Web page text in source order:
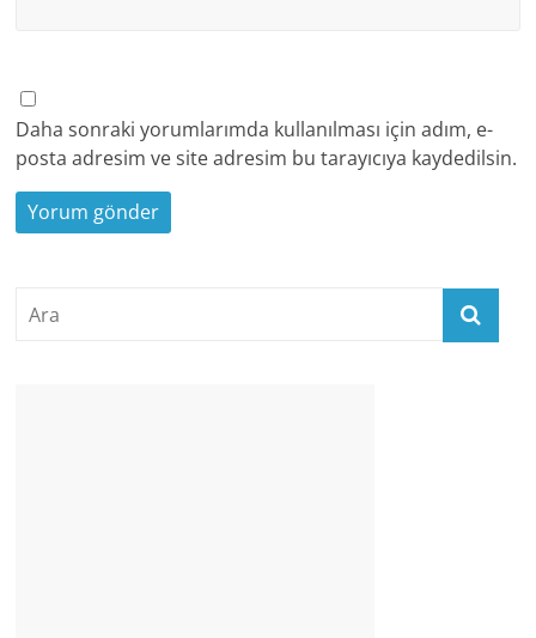
Daha sonraki yorumlarımda kullanılması için adım, e-
posta adresim ve site adresim bu tarayıcıya kaydedilsin.